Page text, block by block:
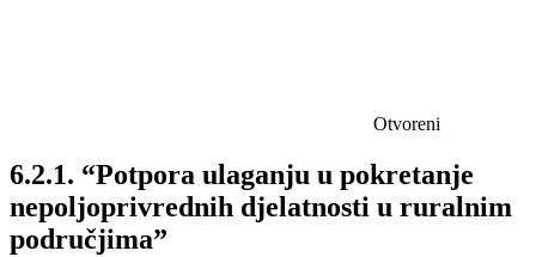
Otvoreni
6.2.1. “Potpora ulaganju u pokretanje
nepoljoprivrednih djelatnosti u ruralnim
područjima”